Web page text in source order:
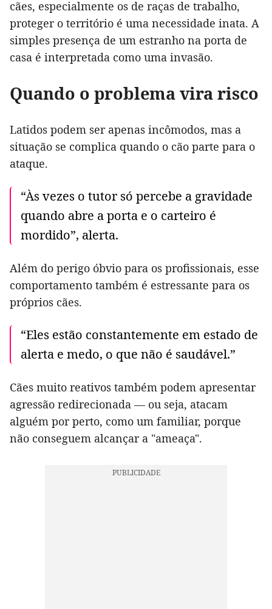
cães, especialmente os de raças de trabalho,
proteger o território é uma necessidade inata. A
simples presença de um estranho na porta de
casa é interpretada como uma invasão.
Quando o problema vira risco
Latidos podem ser apenas incômodos, mas a
situação se complica quando o cão parte para o
ataque.
“Às vezes o tutor só percebe a gravidade
quando abre a porta e o carteiro é
mordido”, alerta.
Além do perigo óbvio para os profissionais, esse
comportamento também é estressante para os
próprios cães.
“Eles estão constantemente em estado de
alerta e medo, o que não é saudável.”
Cães muito reativos também podem apresentar
agressão redirecionada — ou seja, atacam
alguém por perto, como um familiar, porque
não conseguem alcançar a "ameaça".